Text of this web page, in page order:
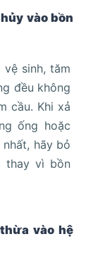
vào bồn
vệ sinh, tăm
đều không
cầu. Khi xả
ống hoặc
hãy bỏ
thay vì bồn
vào hệ